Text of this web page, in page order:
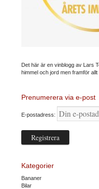
Det här är en vinblogg av Lars
himmel och jord men framför allt
Prenumerera via e-post
E-postadress:
Kategorier
Bananer
Bilar